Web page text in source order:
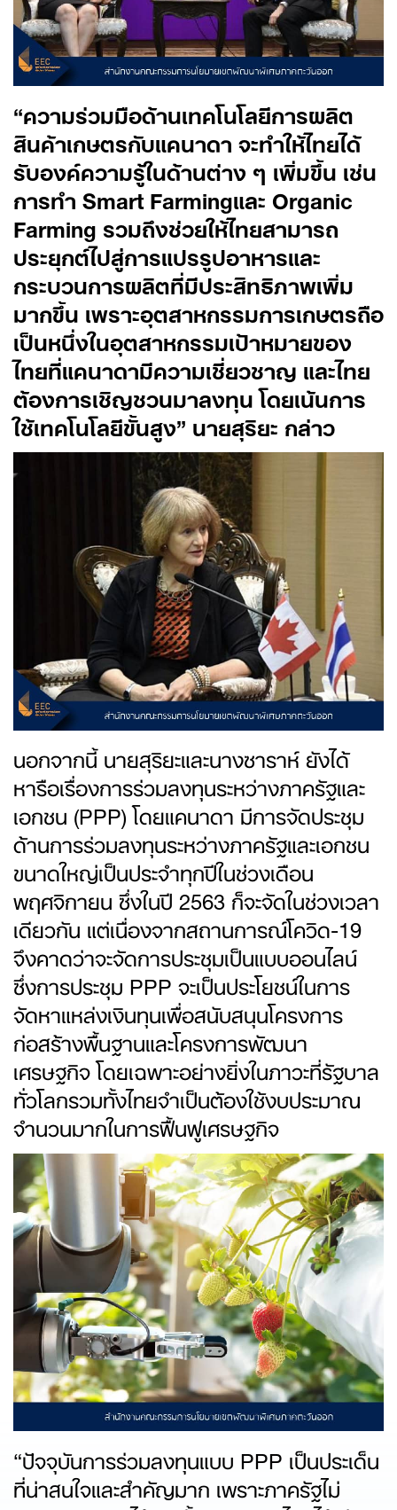
“ความร่วมมือด้านเทคโนโลยีการผลิต
สินค้าเกษตรกับแคนาดา จะทำให้ไทยได้
รับองค์ความรู้ในด้านต่าง ๆ เพิ่มขึ้น เช่น
การทำ Smart Farmingและ Organic
Farmingรวมถึงช่วยให้ไทยสามารถ
ประยุกต์ไปสู่การแปรรูปอาหารและ
กระบวนการผลิตที่มีประสิทธิภาพเพิ่ม
มากขึ้น เพราะอุตสาหกรรมการเกษตรถือ
เป็นหนึ่งในอุตสาหกรรมเป้าหมายของ
ไทยที่แคนาดามีความเชี่ยวชาญ และไทย
ต้องการเชิญชวนมาลงทุน โดยเน้นการ
ใช้เทคโนโลยีขั้นสูง” นายสุริยะ กล่าว
นอกจากนี้ นายสุริยะและนางซาราห์ ยังได้
หารือเรื่องการร่วมลงทุนระหว่างภาครัฐและ
เอกชน (PPP) โดยแคนาดา มีการจัดประชุม
ด้านการร่วมลงทุนระหว่างภาครัฐและเอกชน
ขนาดใหญ่เป็นประจำทุกปีในช่วงเดือน
พฤศจิกายน ซึ่งในปี 2563 ก็จะจัดในช่วงเวลา
เดียวกัน แต่เนื่องจากสถานการณ์โควิด-19
จึงคาดว่าจะจัดการประชุมเป็นแบบออนไลน์
ซึ่งการประชุม PPP จะเป็นประโยชน์ในการ
จัดหาแหล่งเงินทุนเพื่อสนับสนุนโครงการ
ก่อสร้างพื้นฐานและโครงการพัฒนา
เศรษฐกิจ โดยเฉพาะอย่างยิ่งในภาวะที่รัฐบาล
ทั่วโลกรวมทั้งไทยจำเป็นต้องใช้งบประมาณ
จำนวนมากในการฟื้นฟูเศรษฐกิจ
“ปัจจุบันการร่วมลงทุนแบบ PPP เป็นประเด็น
ที่น่าสนใจและสำคัญมาก เพราะภาครัฐไม่